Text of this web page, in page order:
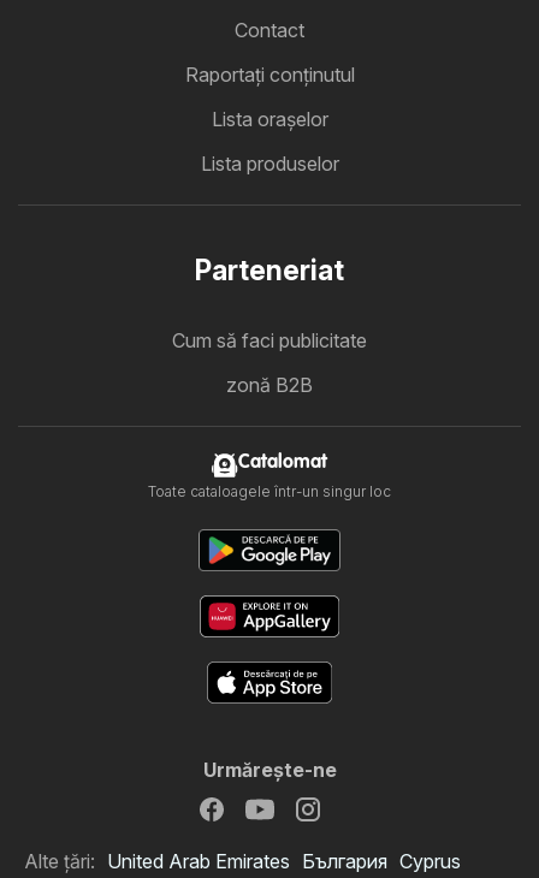
Contact
Raportați conținutul
Lista oraşelor
Lista produselor
Parteneriat
Cum să faci publicitate
zonă B2B
Catalomat
Toate cataloagele într-un singur loc
Urmăreşte-ne
Alte țări: United Arab Emirates България Cyprus